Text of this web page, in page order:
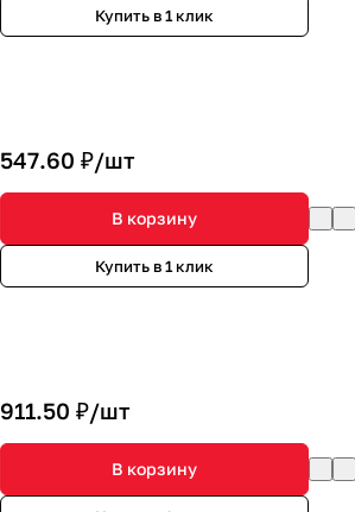
Купить в 1 клик
547.60 ₽/шт
В корзину
Купить в 1 клик
911.50 ₽/шт
В корзину